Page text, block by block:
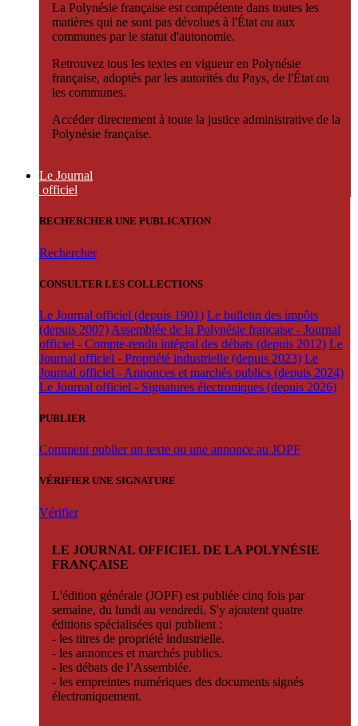
La Polynésie française est compétente dans toutes les
matières qui ne sont pas dévolues à l'État ou aux
communes par le statut d'autonomie.
Retrouvez tous les textes en vigueur en Polynésie
française, adoptés par les autorités du Pays, de l'État ou
les communes.
Accéder directement à toute la justice administrative de la
Polynésie française.
Le Journal
officiel
RECHERCHER UNE PUBLICATION
Rechercher
CONSULTER LES COLLECTIONS
Le Journal officiel (depuis 1901) Le bulletin des impôts
(depuis 2007) Assemblée de la Polynésie française - Journal
officiel - Compte-rendu intégral des débats (depuis 2012) Le
Journal officiel - Propriété industrielle (depuis 2023) Le
Journal officiel - Annonces et marchés publics (depuis 2024)
Le Journal officiel - Signatures électroniques (depuis 2026)
PUBLIER
Comment publier un texte ou une annonce au JOPF
VÉRIFIER UNE SIGNATURE
Vérifier
LE JOURNAL OFFICIEL DE LA POLYNÉSIE
FRANÇAISE
L'édition générale (JOPF) est publiée cinq fois par
semaine, du lundi au vendredi. S'y ajoutent quatre
éditions spécialisées qui publient :
- les titres de propriété industrielle.
- les annonces et marchés publics.
- les débats de l’Assemblée.
- les empreintes numériques des documents signés
électroniquement.